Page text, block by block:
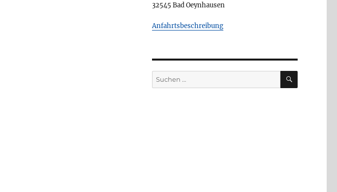
32545 Bad Oeynhausen
Anfahrtsbeschreibung
Suchen
nach:
SUCHEN